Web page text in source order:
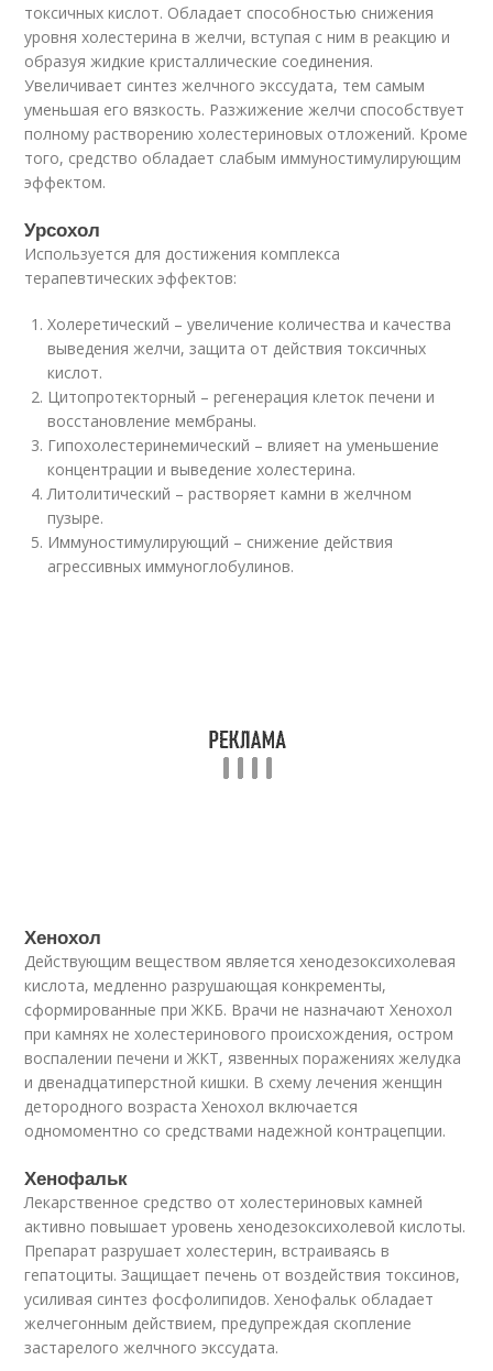
токсичных кислот. Обладает способностью снижения
уровня холестерина в желчи, вступая с ним в реакцию и
образуя жидкие кристаллические соединения.
Увеличивает синтез желчного экссудата, тем самым
уменьшая его вязкость. Разжижение желчи способствует
полному растворению холестериновых отложений. Кроме
того, средство обладает слабым иммуностимулирующим
эффектом.
Урсохол
Используется для достижения комплекса
терапевтических эффектов:
Холеретический – увеличение количества и качества
выведения желчи, защита от действия токсичных
кислот.
Цитопротекторный – регенерация клеток печени и
восстановление мембраны.
Гипохолестеринемический – влияет на уменьшение
концентрации и выведение холестерина.
Литолитический – растворяет камни в желчном
пузыре.
Иммуностимулирующий – снижение действия
агрессивных иммуноглобулинов.
Хенохол
Действующим веществом является хенодезоксихолевая
кислота, медленно разрушающая конкременты,
сформированные при ЖКБ. Врачи не назначают Хенохол
при камнях не холестеринового происхождения, остром
воспалении печени и ЖКТ, язвенных поражениях желудка
и двенадцатиперстной кишки. В схему лечения женщин
детородного возраста Хенохол включается
одномоментно со средствами надежной контрацепции.
Хенофальк
Лекарственное средство от холестериновых камней
активно повышает уровень хенодезоксихолевой кислоты.
Препарат разрушает холестерин, встраиваясь в
гепатоциты. Защищает печень от воздействия токсинов,
усиливая синтез фосфолипидов. Хенофальк обладает
желчегонным действием, предупреждая скопление
застарелого желчного экссудата.